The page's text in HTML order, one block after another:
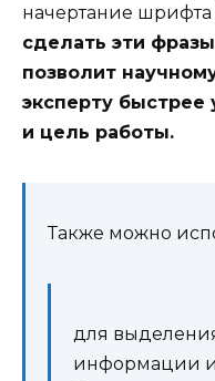
начертание шрифта
сделать эти
позволит
эксперту
и цель работы.
Также можно
для
информации